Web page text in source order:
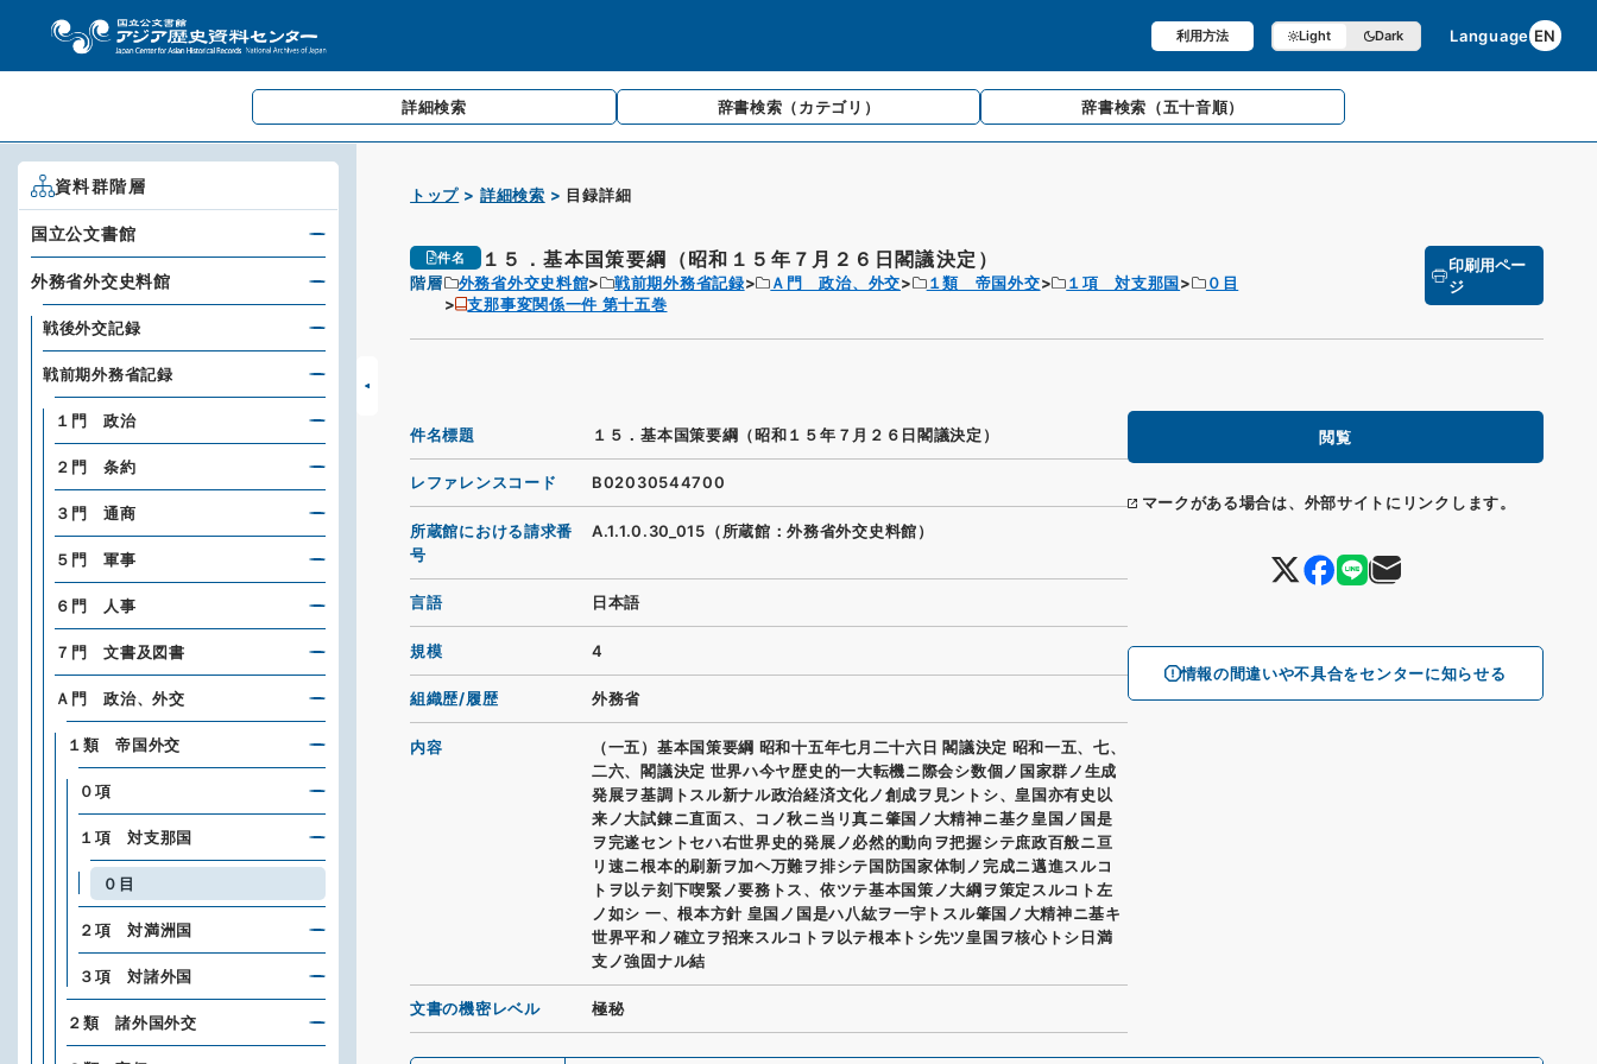
利用方法 Light Dark Language EN
詳細検索 辞書検索 （カテゴリ） 辞書検索 （五十音順）
トップ 詳細検索 目録詳細
件名 １５．基本国策要綱（昭和１５年７月２６日閣議決定）
階層 外務省外交史料館 戦前期外務省記録 Ａ門 政治、外交 １類 帝国外交 １項 対支那国
０目
支那事変関係一件 第十五巻
印刷用ペー
ジ
閲覧
マークがある場合は、外部サイトにリンクします。
情報の間違いや不具合をセンターに知らせる
件名標題 １５．基本国策要綱（昭和１５年７月２６日閣議決定）
レファレンスコード B02030544700
所蔵館における請求番
号
A.1.1.0.30_015（所蔵館：外務省外交史料館）
言語 日本語
規模 4
組織歴/履歴 外務省
内容
（一五）基本国策要綱 昭和十五年七月二十六日 閣議決定 昭和一五、七、
二六、閣議決定 世界ハ今ヤ歴史的一大転機ニ際会シ数個ノ国家群ノ生成
発展ヲ基調トスル新ナル政治経済文化ノ創成ヲ見ントシ、皇国亦有史以
来ノ大試錬ニ直面ス、コノ秋ニ当リ真ニ肇国ノ大精神ニ基ク皇国ノ国是
ヲ完遂セントセハ右世界史的発展ノ必然的動向ヲ把握シテ庶政百般ニ亘
リ速ニ根本的刷新ヲ加ヘ万難ヲ排シテ国防国家体制ノ完成ニ邁進スルコ
トヲ以テ刻下喫緊ノ要務トス、依ツテ基本国策ノ大綱ヲ策定スルコト左
ノ如シ 一、根本方針 皇国ノ国是ハ八紘ヲ一宇トスル肇国ノ大精神ニ基キ
世界平和ノ確立ヲ招来スルコトヲ以テ根本トシ先ツ皇国ヲ核心トシ日満
支ノ強固ナル結
文書の機密レベル 極秘
資料群階層
国立公文書館
外務省外交史料館
戦後外交記録
戦前期外務省記録
１門 政治
２門 条約
３門 通商
５門 軍事
６門 人事
７門 文書及図書
Ａ門 政治、外交
１類 帝国外交
０項
１項 対支那国
０目
２項 対満洲国
３項 対諸外国
２類 諸外国外交